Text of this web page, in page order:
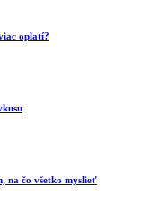
oplatí?
na čo všetko myslieť